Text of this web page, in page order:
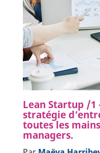
Lean Startup /
stratégie
toutes les
managers.